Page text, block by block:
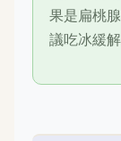
果是扁桃
議吃冰緩